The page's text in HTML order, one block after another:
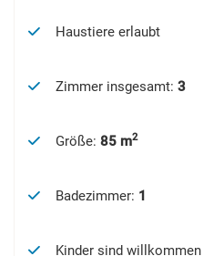
Haustiere erlaubt
Zimmer insgesamt: 3
Größe: 85 m2
Badezimmer: 1
Kinder sind willkommen